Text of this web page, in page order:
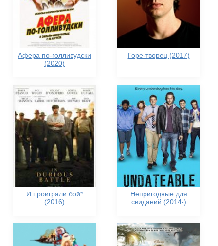
Афера по-голливудски
(2020)
Горе-творец (2017)
И проиграли бой*
(2016)
Непригодные для
свиданий (2014-)